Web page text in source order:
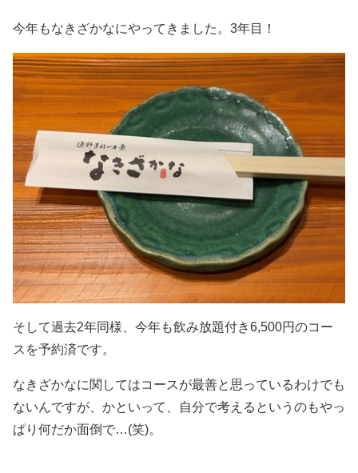
今年もなきざかなにやってきました。3年目！
そして過去2年同様、今年も飲み放題付き6,500円のコー
スを予約済です。
なきざかなに関してはコースが最善と思っているわけでも
ないんですが、かといって、自分で考えるというのもやっ
ぱり何だか面倒で…(笑)。